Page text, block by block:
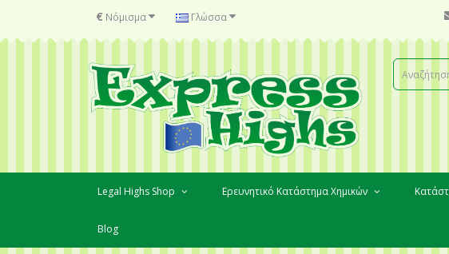
€ Νόμισμα Γλώσσα
Legal Highs Shop Ερευνητικό Κατάστημα Χημικών
Blog